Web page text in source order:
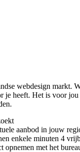
webdesign markt.
heeft. Het is voor
aanbod in jouw
enkele minuten 4
opnemen met het